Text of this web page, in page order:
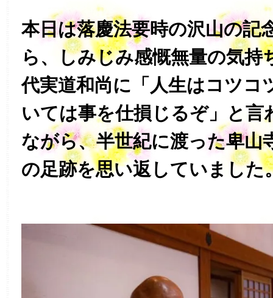
本日は落慶法要時の沢山の記
ら、しみじみ感慨無量の気持
代実道和尚に「人生はコツコ
いては事を仕損じるぞ」と言
ながら、半世紀に渡った卑山
の足跡を思い返していました